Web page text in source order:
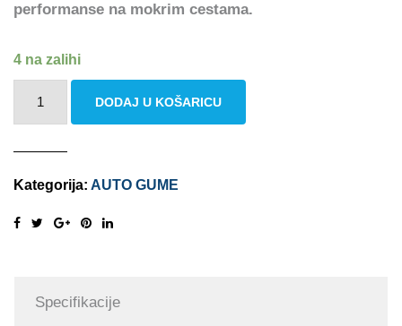
performanse na mokrim cestama.
4 na zalihi
195/55
DODAJ U KOŠARICU
Kategorija: AUTO GUME
Specifikacije